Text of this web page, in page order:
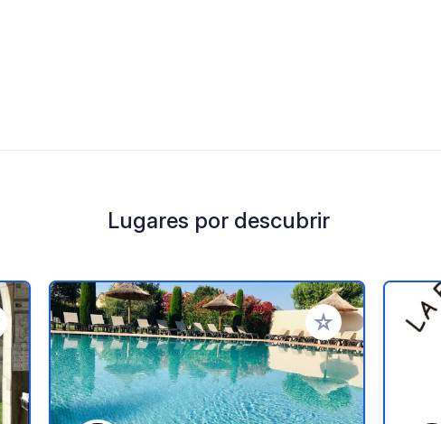
Lugares por descubrir
a tus favoritos Añadir a tus favoritos